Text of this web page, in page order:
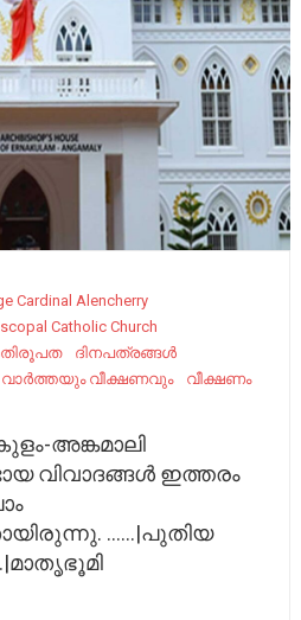
Cardinal Alencherry
Catholic Church
ദിനപത്രങ്ങൾ
വാർത്തയും വീക്ഷണവും
വീക്ഷണം
അങ്കമാലി
വിവാദങ്ങൾ ഇത്തരം
……|പുതിയ